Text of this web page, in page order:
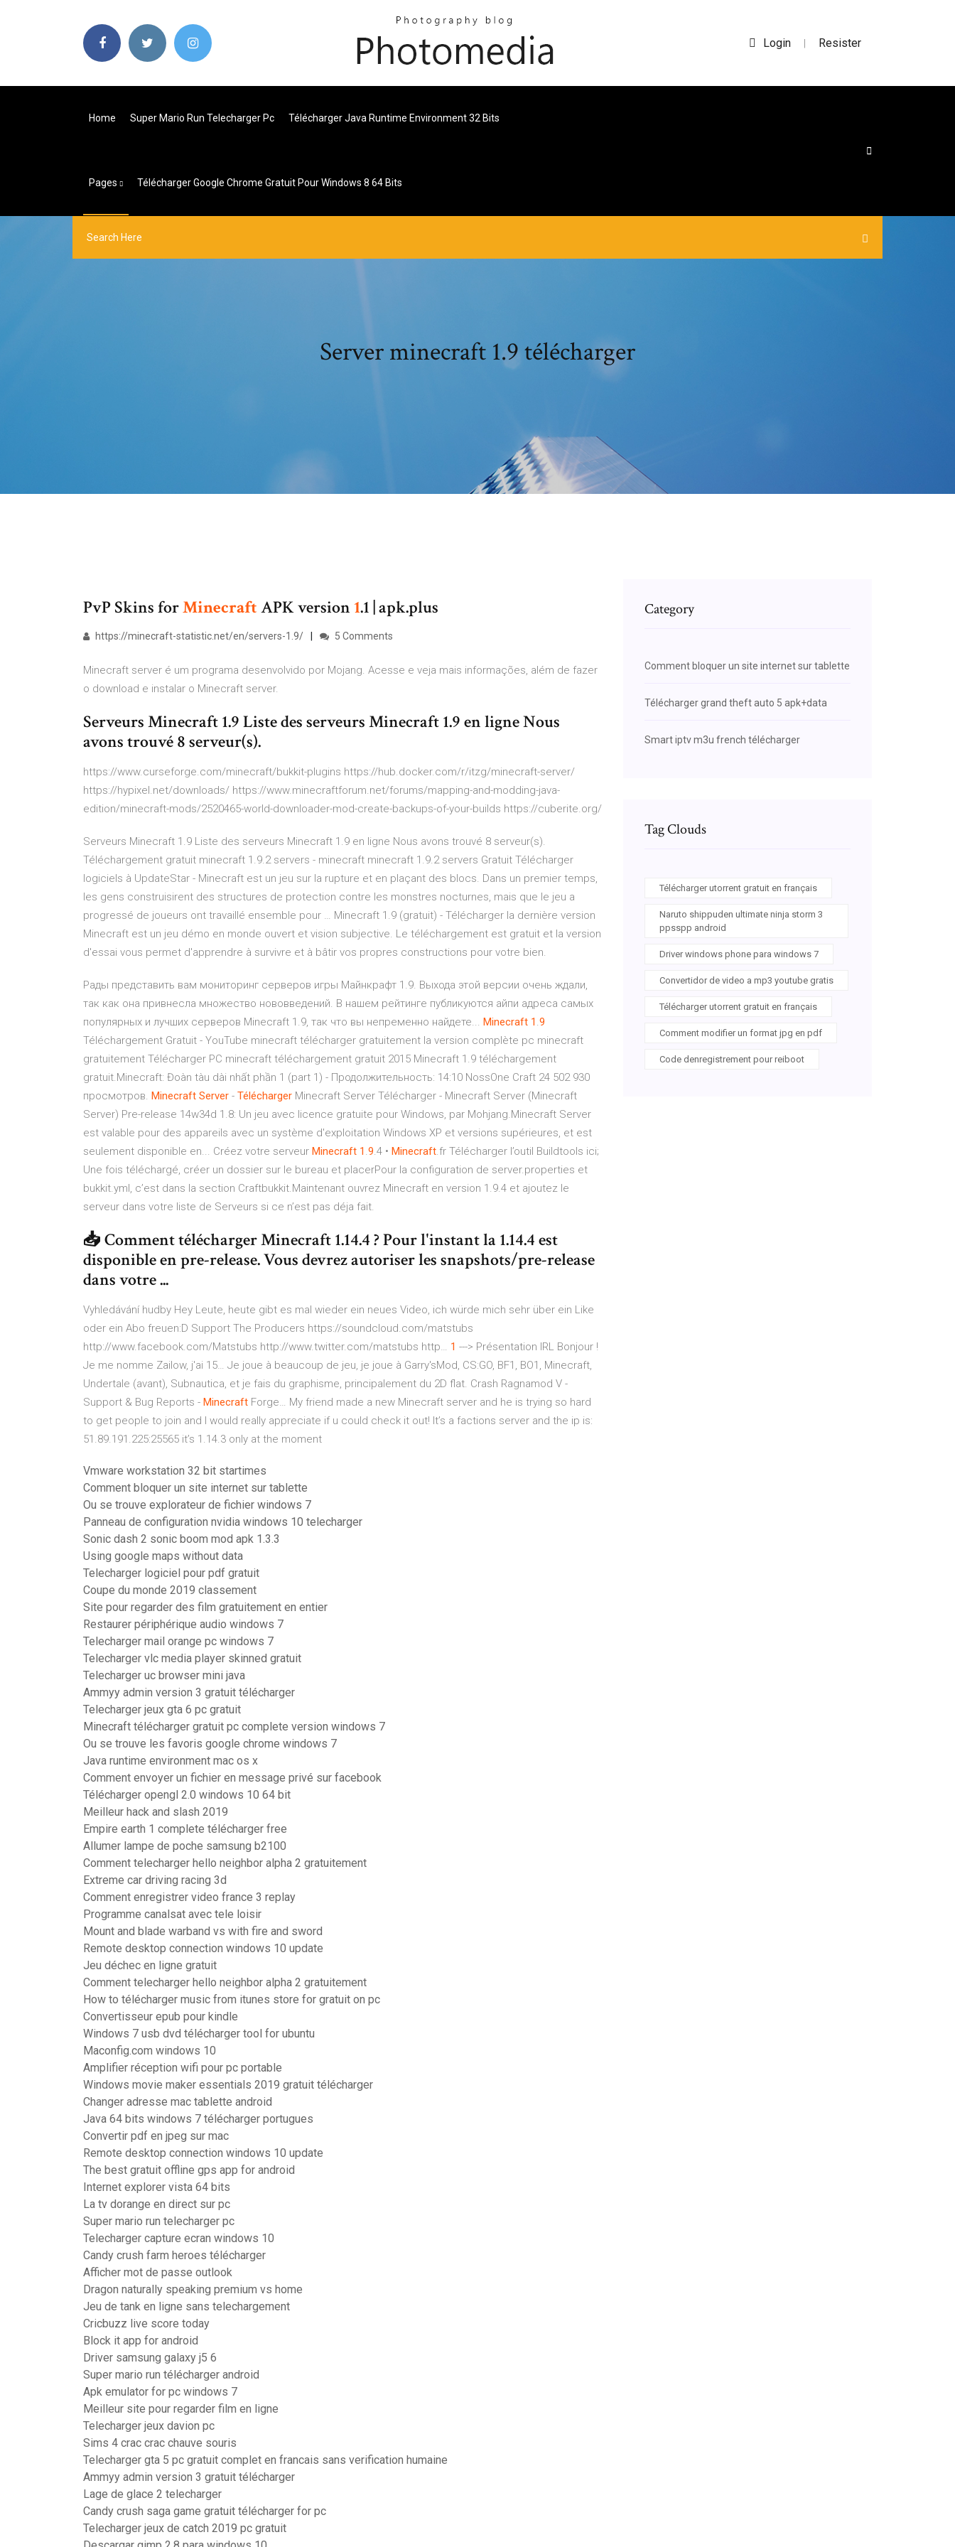
Login | Resister
Home Super Mario Run Telecharger Pc Télécharger Java Runtime Environment 32 Bits
Pages Télécharger Google Chrome Gratuit Pour Windows 8 64 Bits
Server minecraft 1.9 télécharger
PvP Skins forMinecraftAPK version 1.1 | apk.plus
https://minecraft-statistic.net/en/servers-1.9/ 5 Comments
Minecraft server é um programa desenvolvido por Mojang. Acesse e veja mais informações, além de fazer
o download e instalar o Minecraft server.
Serveurs Minecraft 1.9 Liste des serveurs Minecraft 1.9 en ligne Nous
avons trouvé 8 serveur(s).
https://www.curseforge.com/minecraft/bukkit-plugins https://hub.docker.com/r/itzg/minecraft-server/
https://hypixel.net/downloads/ https://www.minecraftforum.net/forums/mapping-and-modding-java-
edition/minecraft-mods/2520465-world-downloader-mod-create-backups-of-your-builds https://cuberite.org/
Serveurs Minecraft 1.9 Liste des serveurs Minecraft 1.9 en ligne Nous avons trouvé 8 serveur(s).
Téléchargement gratuit minecraft 1.9.2 servers - minecraft minecraft 1.9.2 servers Gratuit Télécharger
logiciels à UpdateStar - Minecraft est un jeu sur la rupture et en plaçant des blocs. Dans un premier temps,
les gens construisirent des structures de protection contre les monstres nocturnes, mais que le jeu a
progressé de joueurs ont travaillé ensemble pour … Minecraft 1.9 (gratuit) - Télécharger la dernière version
Minecraft est un jeu démo en monde ouvert et vision subjective. Le téléchargement est gratuit et la version
d'essai vous permet d'apprendre à survivre et à bâtir vos propres constructions pour votre bien.
Рады представить вам мониторинг серверов игры Майнкрафт 1.9. Выхода этой версии очень ждали,
так как она привнесла множество нововведений. В нашем рейтинге публикуются айпи адреса самых
популярных и лучших серверов Minecraft 1.9, так что вы непременно найдете... Minecraft 1 .9
Téléchargement Gratuit - YouTube minecraft télécharger gratuitement la version complète pc minecraft
gratuitement Télécharger PC minecraft téléchargement gratuit 2015 Minecraft 1.9 téléchargement
gratuit.Minecraft: Đoàn tàu dài nhất phần 1 (part 1) - Продолжительность: 14:10 NossOne Craft 24 502 930
просмотров. Minecraft Server - Télécharger Minecraft Server Télécharger - Minecraft Server (Minecraft
Server) Pre-release 14w34d 1.8: Un jeu avec licence gratuite pour Windows‚ par Mohjang.Minecraft Server
est valable pour des appareils avec un système d'exploitation Windows XP et versions supérieures, et est
seulement disponible en... Créez votre serveur Minecraft 1 .9.4 • Minecraft.fr Télécharger l’outil Buildtools ici;
Une fois téléchargé, créer un dossier sur le bureau et placerPour la configuration de server.properties et
bukkit.yml, c’est dans la section Craftbukkit.Maintenant ouvrez Minecraft en version 1.9.4 et ajoutez le
serveur dans votre liste de Serveurs si ce n’est pas déja fait.
📥 Comment télécharger Minecraft 1.14.4 ? Pour l'instant la 1.14.4 est
disponible en pre-release. Vous devrez autoriser les snapshots/pre-release
dans votre ...
Vyhledávání hudby Hey Leute, heute gibt es mal wieder ein neues Video, ich würde mich sehr über ein Like
oder ein Abo freuen:D Support The Producers https://soundcloud.com/matstubs
http://www.facebook.com/Matstubs http://www.twitter.com/matstubs http… 1 ---> Présentation IRL Bonjour !
Je me nomme Zailow, j'ai 15… Je joue à beaucoup de jeu, je joue à Garry'sMod, CS:GO, BF1, BO1, Minecraft,
Undertale (avant), Subnautica, et je fais du graphisme, principalement du 2D flat. Crash Ragnamod V -
Support & Bug Reports - Minecraft Forge… My friend made a new Minecraft server and he is trying so hard
to get people to join and I would really appreciate if u could check it out! It’s a factions server and the ip is:
51.89.191.225:25565 it’s 1.14.3 only at the moment
Vmware workstation 32 bit startimes
Comment bloquer un site internet sur tablette
Ou se trouve explorateur de fichier windows 7
Panneau de configuration nvidia windows 10 telecharger
Sonic dash 2 sonic boom mod apk 1.3.3
Using google maps without data
Telecharger logiciel pour pdf gratuit
Coupe du monde 2019 classement
Site pour regarder des film gratuitement en entier
Restaurer périphérique audio windows 7
Telecharger mail orange pc windows 7
Telecharger vlc media player skinned gratuit
Telecharger uc browser mini java
Ammyy admin version 3 gratuit télécharger
Telecharger jeux gta 6 pc gratuit
Minecraft télécharger gratuit pc complete version windows 7
Ou se trouve les favoris google chrome windows 7
Java runtime environment mac os x
Comment envoyer un fichier en message privé sur facebook
Télécharger opengl 2.0 windows 10 64 bit
Meilleur hack and slash 2019
Empire earth 1 complete télécharger free
Allumer lampe de poche samsung b2100
Comment telecharger hello neighbor alpha 2 gratuitement
Extreme car driving racing 3d
Comment enregistrer video france 3 replay
Programme canalsat avec tele loisir
Mount and blade warband vs with fire and sword
Remote desktop connection windows 10 update
Jeu déchec en ligne gratuit
Comment telecharger hello neighbor alpha 2 gratuitement
How to télécharger music from itunes store for gratuit on pc
Convertisseur epub pour kindle
Windows 7 usb dvd télécharger tool for ubuntu
Maconfig.com windows 10
Amplifier réception wifi pour pc portable
Windows movie maker essentials 2019 gratuit télécharger
Changer adresse mac tablette android
Java 64 bits windows 7 télécharger portugues
Convertir pdf en jpeg sur mac
Remote desktop connection windows 10 update
The best gratuit offline gps app for android
Internet explorer vista 64 bits
La tv dorange en direct sur pc
Super mario run telecharger pc
Telecharger capture ecran windows 10
Candy crush farm heroes télécharger
Afficher mot de passe outlook
Dragon naturally speaking premium vs home
Jeu de tank en ligne sans telechargement
Cricbuzz live score today
Block it app for android
Driver samsung galaxy j5 6
Super mario run télécharger android
Apk emulator for pc windows 7
Meilleur site pour regarder film en ligne
Telecharger jeux davion pc
Sims 4 crac crac chauve souris
Telecharger gta 5 pc gratuit complet en francais sans verification humaine
Ammyy admin version 3 gratuit télécharger
Lage de glace 2 telecharger
Candy crush saga game gratuit télécharger for pc
Telecharger jeux de catch 2019 pc gratuit
Category
Comment bloquer un site internet sur tablette
Télécharger grand theft auto 5 apk+data
Smart iptv m3u french télécharger
Tag Clouds
Télécharger utorrent gratuit en français
Naruto shippuden ultimate ninja storm 3
ppsspp android
Driver windows phone para windows 7
Convertidor de video a mp3 youtube gratis
Télécharger utorrent gratuit en français
Comment modifier un format jpg en pdf
Code denregistrement pour reiboot